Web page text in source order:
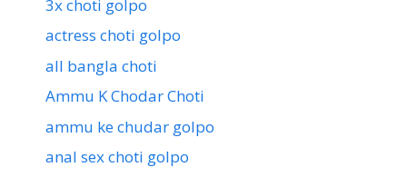
3x choti golpo
actress choti golpo
all bangla choti
Ammu K Chodar Choti
ammu ke chudar golpo
anal sex choti golpo